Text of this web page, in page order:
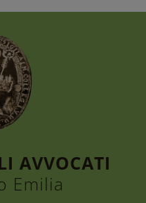
AVVOCATI
Emilia